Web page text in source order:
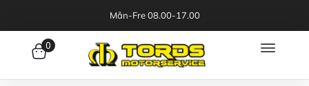
Mån-Fre 08.00-17.00
0